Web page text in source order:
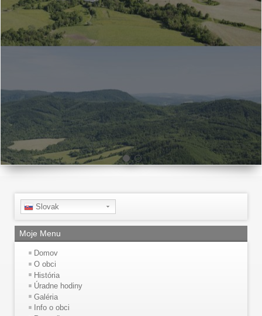
Slovak
Moje Menu
Domov
O obci
História
Úradne hodiny
Galéria
Info o obci